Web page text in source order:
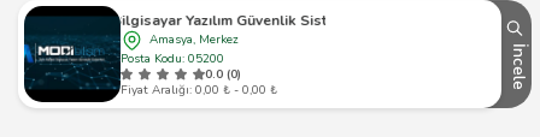
Bilişim Bilgisayar Yazılım Güvenlik Sistemleri Ve Tartı Aletleri
Amasya, Merkez
Posta Kodu: 05200
0.0 (0)
Fiyat Aralığı: 0,00 ₺ - 0,00 ₺
İncele